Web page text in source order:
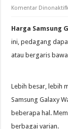
Komentar
Harga Samsung
ini, pedagang
atau bergaris
Lebih besar, lebih
Samsung Galaxy
beberapa hal.
berbagai varian.